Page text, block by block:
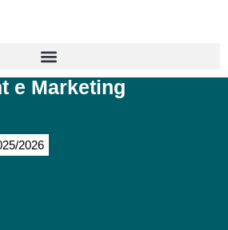
e Marketing
2026